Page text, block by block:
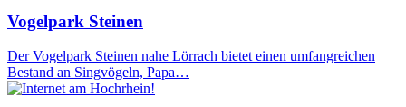
Vogelpark Steinen
Der Vogelpark Steinen nahe Lörrach bietet einen umfangreichen
Bestand an Singvögeln, Papa…